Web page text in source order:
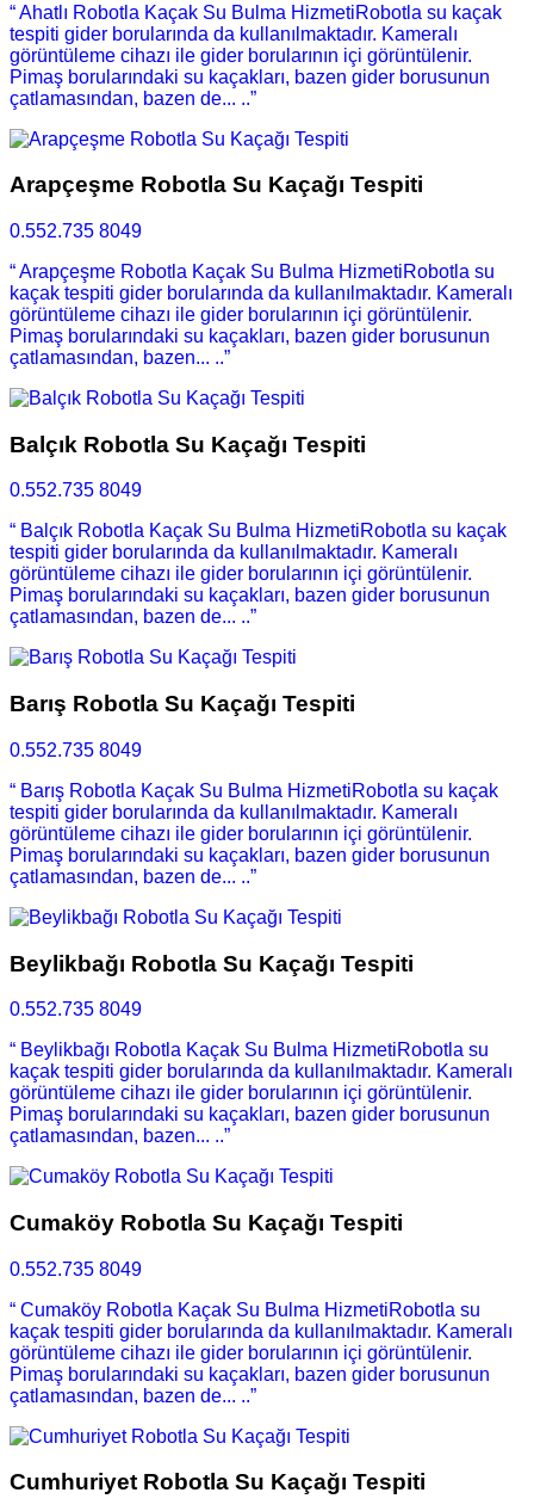
“ Ahatlı Robotla Kaçak Su Bulma HizmetiRobotla su kaçak
tespiti gider borularında da kullanılmaktadır. Kameralı
görüntüleme cihazı ile gider borularının içi görüntülenir.
Pimaş borularındaki su kaçakları, bazen gider borusunun
çatlamasından, bazen de... ..”
Arapçeşme Robotla Su Kaçağı Tespiti
0.552.735 8049
“ Arapçeşme Robotla Kaçak Su Bulma HizmetiRobotla su
kaçak tespiti gider borularında da kullanılmaktadır. Kameralı
görüntüleme cihazı ile gider borularının içi görüntülenir.
Pimaş borularındaki su kaçakları, bazen gider borusunun
çatlamasından, bazen... ..”
Balçık Robotla Su Kaçağı Tespiti
0.552.735 8049
“ Balçık Robotla Kaçak Su Bulma HizmetiRobotla su kaçak
tespiti gider borularında da kullanılmaktadır. Kameralı
görüntüleme cihazı ile gider borularının içi görüntülenir.
Pimaş borularındaki su kaçakları, bazen gider borusunun
çatlamasından, bazen de... ..”
Barış Robotla Su Kaçağı Tespiti
0.552.735 8049
“ Barış Robotla Kaçak Su Bulma HizmetiRobotla su kaçak
tespiti gider borularında da kullanılmaktadır. Kameralı
görüntüleme cihazı ile gider borularının içi görüntülenir.
Pimaş borularındaki su kaçakları, bazen gider borusunun
çatlamasından, bazen de... ..”
Beylikbağı Robotla Su Kaçağı Tespiti
0.552.735 8049
“ Beylikbağı Robotla Kaçak Su Bulma HizmetiRobotla su
kaçak tespiti gider borularında da kullanılmaktadır. Kameralı
görüntüleme cihazı ile gider borularının içi görüntülenir.
Pimaş borularındaki su kaçakları, bazen gider borusunun
çatlamasından, bazen... ..”
Cumaköy Robotla Su Kaçağı Tespiti
0.552.735 8049
“ Cumaköy Robotla Kaçak Su Bulma HizmetiRobotla su
kaçak tespiti gider borularında da kullanılmaktadır. Kameralı
görüntüleme cihazı ile gider borularının içi görüntülenir.
Pimaş borularındaki su kaçakları, bazen gider borusunun
çatlamasından, bazen de... ..”
Cumhuriyet Robotla Su Kaçağı Tespiti